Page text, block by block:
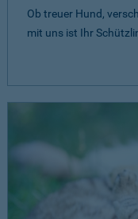
Ob treuer Hund,
mit uns ist Ihr